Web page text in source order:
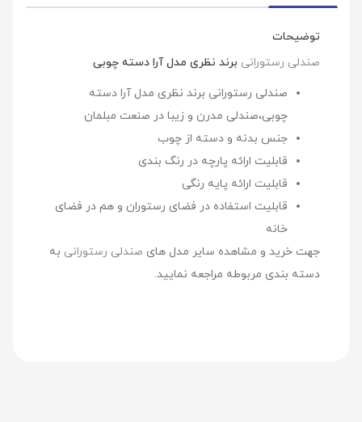
توضیحات
صندلی رستورانی برند نظری مدل آرا دسته چوبی
صندلی رستورانی برند نظری مدل آرا دسته
چوبی،صندلی مدرن و زیبا در صنعت مبلمان
جنس بدنه و دسته از چوب
قابلیت ارائه پارچه در رنگ بندی
قابلیت ارائه پایه رنگی
قابلیت استفاده در فضای رستوران و هم در فضای
خانه
جهت خرید و مشاهده سایر مدل های صندلی رستورانی به
دسته بندی مربوطه مراجعه نمایید.